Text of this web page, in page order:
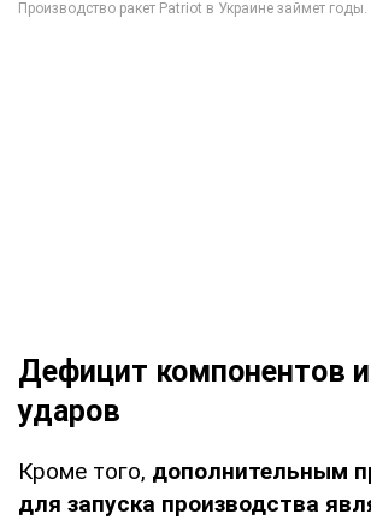
Дефицит компонентов и
ударов
Кроме того, дополнительным
для запуска производства